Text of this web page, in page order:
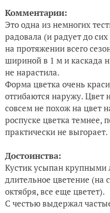
Комментарии:
Это одна из немногих
радовала (и радует до
на протяжении всего
шириной в 1 м и каскада
не нарастила.
Форма цветка очень
отгибаются наружу.
совсем не похож на цвет
роспуске цветка темнее,
практически не выгорает.
Достоинства:
Кустик усыпан
длительное цветение (на
октября, все еще цветет).
С честью выдержал